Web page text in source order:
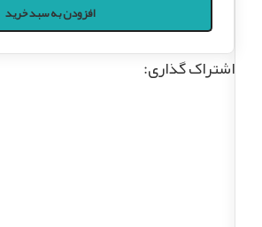
افزودن به سبد خرید
اشتراک گذاری: